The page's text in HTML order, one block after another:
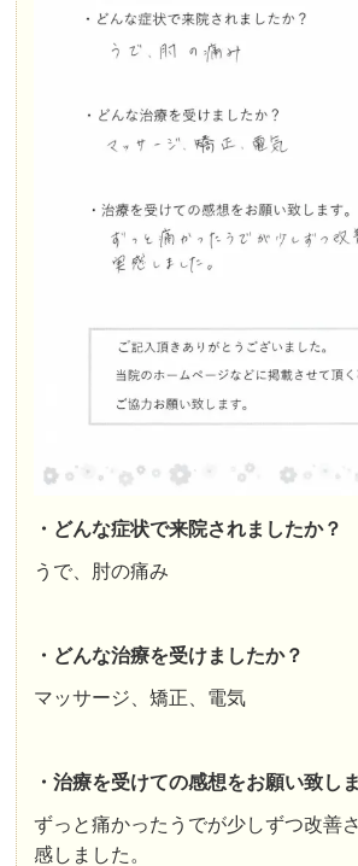
・どんな症状で来院されましたか？
うで、肘の痛み
・どんな治療を受けましたか？
マッサージ、矯正、電気
・治療を受けての感想をお願い致しま
ずっと痛かったうでが少しずつ改善
感しました。